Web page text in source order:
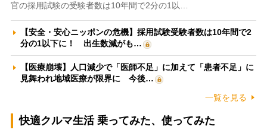
官の採用試験の受験者数は10年間で2分の1以…
【安全・安心ニッポンの危機】採用試験受験者数は10年間で2
分の1以下に！ 出生数減がも…
【医療崩壊】人口減少で「医師不足」に加えて「患者不足」に
見舞われ地域医療が限界に 今後…
一覧を見る
快適クルマ生活 乗ってみた、使ってみた